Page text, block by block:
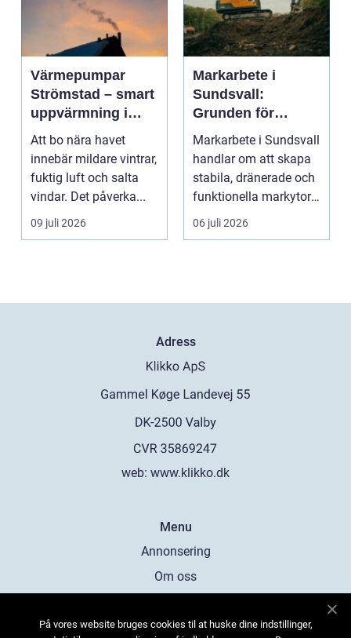
Värmepumpar
Strömstad – smart
uppvärmning i
kustklimat
Att bo nära havet
innebär mildare vintrar,
fuktig luft och salta
vindar. Det påverka...
09 juli 2026
Markarbete i
Sundsvall:
Grunden för
hållbara hus,
vägar och tomter
Markarbete i Sundsvall
handlar om att skapa
stabila, dränerade och
funktionella markytor
som kl...
06 juli 2026
Adress
web: www.klikko.dk
Menu
Annonsering
Om oss
Kontakta oss
På vores website bruges cookies til at huske dine indstillinger,